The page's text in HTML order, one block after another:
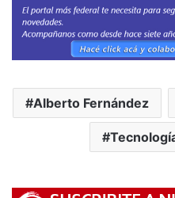
Alberto Fernández